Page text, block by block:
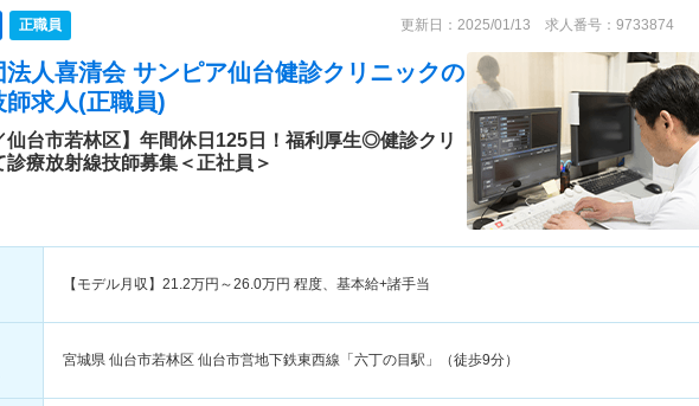
正職員 更新日：2025/01/13 求人番号：9733874
法人喜清会 サンピア仙台健診クリニックの
師求人(正職員)
仙台市若林区】年間休日125日！福利厚生◎健診クリ
診療放射線技師募集＜正社員＞
【モデル月収】 21.2万円～26.0万円 程度、基本給+諸手当
宮城県 仙台市若林区 仙台市営地下鉄東西線「六丁の目駅」（徒歩9分）